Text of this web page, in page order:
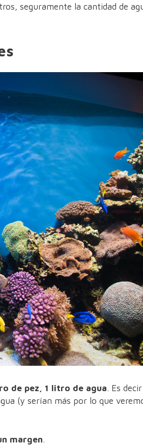
seguramente la cantidad de
de pez, 1 litro de agua. Es
(y serían más por lo que
margen.